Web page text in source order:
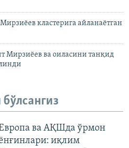
кластерига айланаëтган
Мирзиёев ва оиласини танқид
ва АҚШда ўрмон
иқлим